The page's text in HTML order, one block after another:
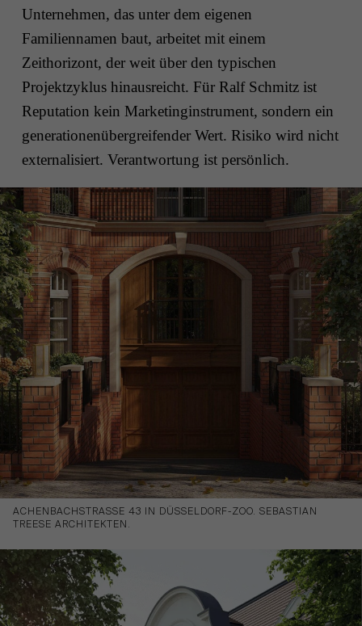
Unternehmen, das unter dem eigenen
Familiennamen baut, arbeitet mit einem
Zeithorizont, der weit über den typischen
Projektzyklus hinausreicht. Für Ralf Schmitz ist
Reputation kein Marketinginstrument, sondern ein
generationenübergreifender Wert. Risiko wird nicht
externalisiert. Verantwortung ist persönlich.
ACHENBACHSTRASSE 43 IN DÜSSELDORF-ZOO. SEBASTIAN
TREESE ARCHITEKTEN.